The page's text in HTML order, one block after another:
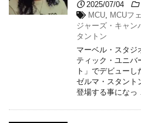
2025/07/04
MCU
MCUフ
ジャーズ・キャン
タントン
マーベル・スタジ
ティック・ユニバ
ト」でデビュー
ゼルマ・スタント
登場する事になっ